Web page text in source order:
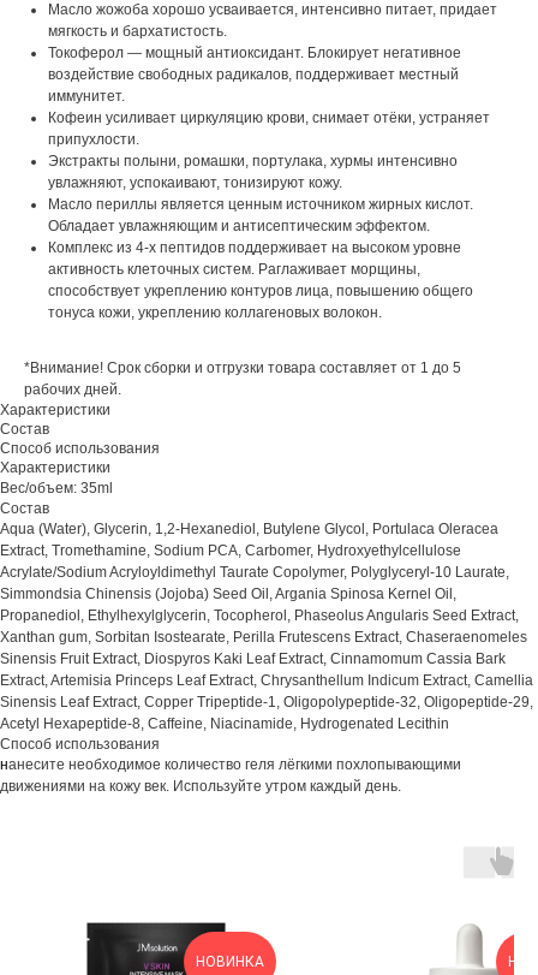
Масло жожоба хорошо усваивается, интенсивно питает, придает
мягкость и бархатистость.
Токоферол — мощный антиоксидант. Блокирует негативное
воздействие свободных радикалов, поддерживает местный
иммунитет.
Кофеин усиливает циркуляцию крови, снимает отёки, устраняет
припухлости.
Экстракты полыни, ромашки, портулака, хурмы интенсивно
увлажняют, успокаивают, тонизируют кожу.
Масло периллы является ценным источником жирных кислот.
Обладает увлажняющим и антисептическим эффектом.
Комплекс из 4-х пептидов поддерживает на высоком уровне
активность клеточных систем. Раглаживает морщины,
способствует укреплению контуров лица, повышению общего
тонуса кожи, укреплению коллагеновых волокон.
*Внимание! Срок сборки и отгрузки товара составляет от 1 до 5
рабочих дней.
Характеристики
Состав
Способ использования
Характеристики
Вес/объем: 35ml
Состав
Aqua (Water), Glycerin, 1,2-Hexanediol, Butylene Glycol, Portulaca Oleracea
Extract, Tromethamine, Sodium PCA, Carbomer, Hydroxyethylcellulose
Acrylate/Sodium Acryloyldimethyl Taurate Copolymer, Polyglyceryl-10 Laurate,
Simmondsia Chinensis (Jojoba) Seed Oil, Argania Spinosa Kernel Oil,
Propanediol, Ethylhexylglycerin, Tocopherol, Phaseolus Angularis Seed Extract,
Xanthan gum, Sorbitan Isostearate, Perilla Frutescens Extract, Chaseraenomeles
Sinensis Fruit Extract, Diospyros Kaki Leaf Extract, Cinnamomum Cassia Bark
Extract, Artemisia Princeps Leaf Extract, Chrysanthellum Indicum Extract, Camellia
Sinensis Leaf Extract, Copper Tripeptide-1, Oligopolypeptide-32, Oligopeptide-29,
Acetyl Hexapeptide-8, Caffeine, Niacinamide, Hydrogenated Lecithin
Способ использования
нанесите необходимое количество геля лёгкими похлопывающими
движениями на кожу век. Используйте утром каждый день.
НОВИНКА